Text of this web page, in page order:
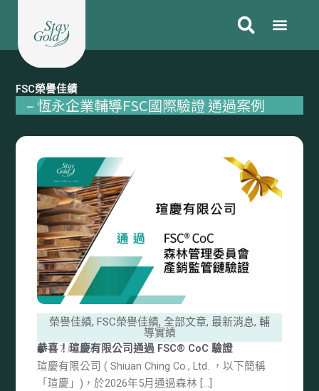
FSC榮譽佳績
– 恆永企業輔導FSC國際驗證 通過案例
榮譽佳績, FSC榮譽佳績, 全部文章, 最新消息, 輔
導實績
恭喜！瑄慶有限公司通過 FSC® CoC 驗證
11 7 月, 2026
瑄慶有限公司 ( Shiuan Ching Co., Ltd. ，以下簡稱
「瑄慶」)，於2026年5月通過森林 […]